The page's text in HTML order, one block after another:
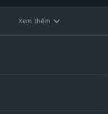
Xem thêm